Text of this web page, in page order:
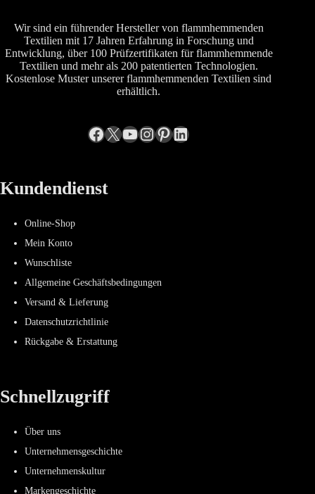
Wir sind ein führender Hersteller von flammhemmenden
Textilien mit 17 Jahren Erfahrung in Forschung und
Entwicklung, über 100 Prüfzertifikaten für flammhemmende
Textilien und mehr als 200 patentierten Technologien.
Kostenlose Muster unserer flammhemmenden Textilien sind
erhältlich.
Facebook
X YouTube
Instagram
Pinterest
LinkedIn
Kundendienst
Online-Shop
Mein Konto
Wunschliste
Allgemeine Geschäftsbedingungen
Versand & Lieferung
Datenschutzrichtlinie
Rückgabe & Erstattung
Schnellzugriff
Über uns
Unternehmensgeschichte
Unternehmenskultur
Markengeschichte